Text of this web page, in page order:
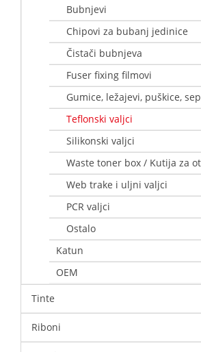
Bubnjevi
Chipovi za bubanj jedinice
Čistači bubnjeva
Fuser fixing filmovi
Gumice, ležajevi, puškice,
Teflonski valjci
Silikonski valjci
Waste toner box / Kutija za
Web trake i uljni valjci
PCR valjci
Ostalo
Katun
OEM
Tinte
Riboni